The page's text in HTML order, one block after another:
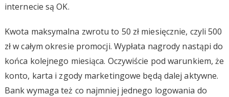
internecie są OK.
Kwota maksymalna zwrotu to 50 zł miesięcznie, czyli 500
zł w całym okresie promocji. Wypłata nagrody nastąpi do
końca kolejnego miesiąca. Oczywiście pod warunkiem, że
konto, karta i zgody marketingowe będą dalej aktywne.
Bank wymaga też co najmniej jednego logowania do